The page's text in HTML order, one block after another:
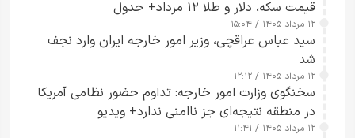
قیمت سکه، دلار و طلا ۱۲ مرداد+ جدول
۱۲ مرداد ۱۴۰۵ / ۱۵:۰۴
سید عباس عراقچی، وزیر امور خارجه ایران وارد نجف
شد
۱۲ مرداد ۱۴۰۵ / ۱۲:۱۲
سخنگوی وزارت امور خارجه: تداوم حضور نظامی آمریکا
در منطقه نتیجه‌ای جز ناامنی ندارد+ ویدیو
۱۲ مرداد ۱۴۰۵ / ۱۱:۴۱